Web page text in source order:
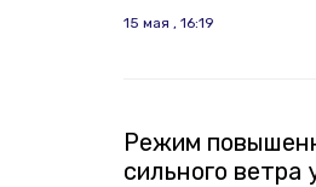
15 мая , 16:19
Режим
сильного ветра